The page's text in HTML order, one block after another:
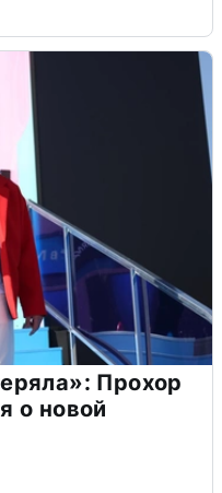
Прохор
о новой